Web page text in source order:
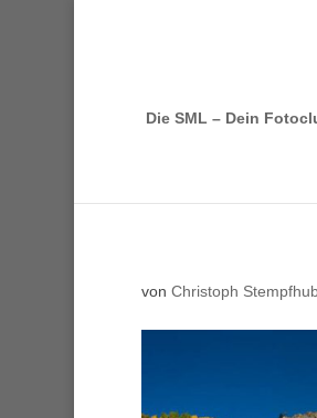
Die SML – Dein
von Christoph